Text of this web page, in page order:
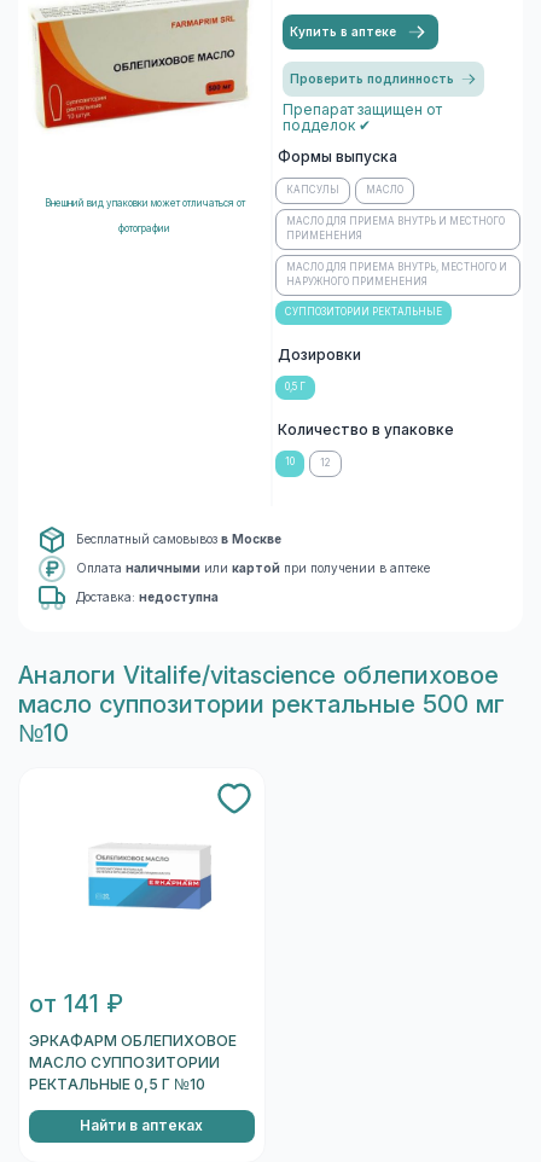
Внешний вид упаковки может отличаться от
фотографии
Купить в аптеке
Проверить подлинность
Препарат защищен от
подделок ✔
Формы выпуска
КАПСУЛЫ МАСЛО
МАСЛО ДЛЯ ПРИЕМА ВНУТРЬ И МЕСТНОГО
ПРИМЕНЕНИЯ
МАСЛО ДЛЯ ПРИЕМА ВНУТРЬ, МЕСТНОГО И
НАРУЖНОГО ПРИМЕНЕНИЯ
СУППОЗИТОРИИ РЕКТАЛЬНЫЕ
Дозировки
0,5 Г
Количество в упаковке
10 12
Бесплатный самовывоз в Москве
Оплата наличными или картой при получении в аптеке
Доставка: недоступна
Aналоги Vitalife/vitascience облепиховое
масло суппозитории ректальные 500 мг
№10
от 141 ₽
ЭРКАФАРМ ОБЛЕПИХОВОЕ
МАСЛО СУППОЗИТОРИИ
РЕКТАЛЬНЫЕ 0,5 Г №10
Найти в аптеках